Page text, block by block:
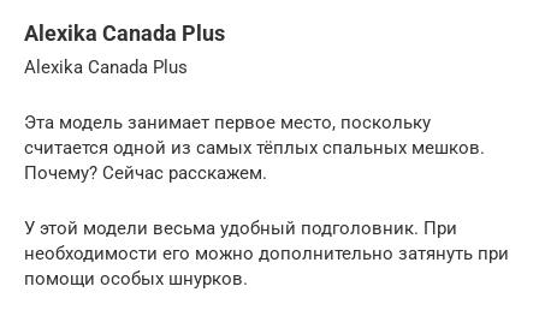
Alexika Canada Plus
Alexika Canada Plus
Эта модель занимает первое место, поскольку
считается одной из самых тёплых спальных мешков.
Почему? Сейчас расскажем.
У этой модели весьма удобный подголовник. При
необходимости его можно дополнительно затянуть при
помощи особых шнурков.